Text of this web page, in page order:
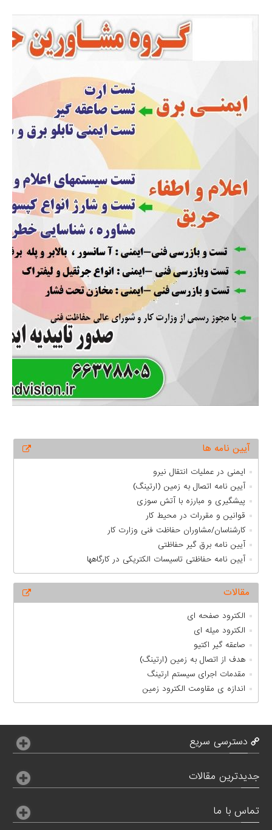
آیین نامه ها
ایمنی در عملیات انتقال نیرو
آیین ­نامه اتصال به زمین (ارتینگ)
پیشگیری و مبارزه با آتش­ سوزی
قوانین و مقررات در محیط کار
کارشناسان/مشاوران حفاظت فنی وزارت کار
آیین نامه برق گیر حفاظتی
آیین نامه حفاظتی تاسیسات الکتریکی در کارگاهها
مقالات
الکترود صفحه ای
الکترود میله ای
صاعقه گیر اکتیو
هدف از اتصال به زمين (ارتينگ)
مقدمات اجرای سیستم ارتینگ
اندازه ی مقاومت الکترود زمین
دسترسی سریع
جدیدترین مقالات
تماس با ما